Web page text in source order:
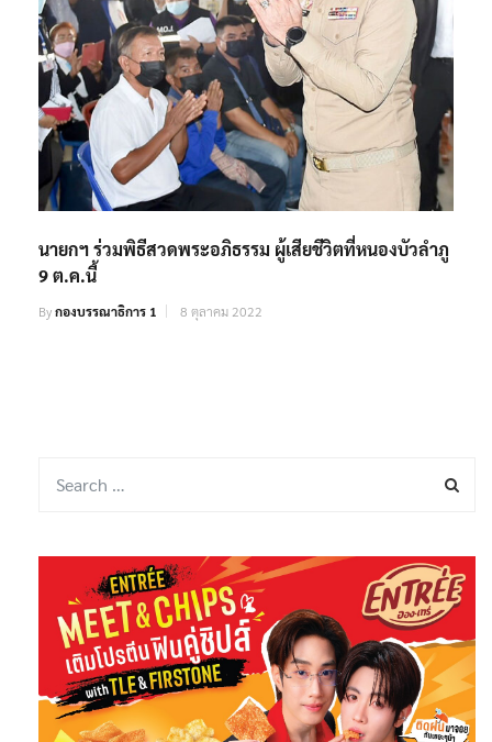
นายกฯ ร่วมพิธีสวดพระอภิธรรม ผู้เสียชีวิตที่หนองบัวลำภู
9 ต.ค.นี้
Byกองบรรณาธิการ 1 8 ตุลาคม 2022